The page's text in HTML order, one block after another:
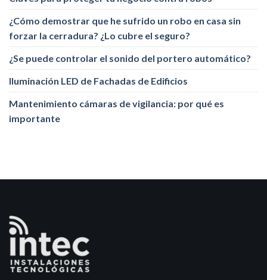
¿Cómo demostrar que he sufrido un robo en casa sin
forzar la cerradura? ¿Lo cubre el seguro?
¿Se puede controlar el sonido del portero automático?
Iluminación LED de Fachadas de Edificios
Mantenimiento cámaras de vigilancia: por qué es
importante